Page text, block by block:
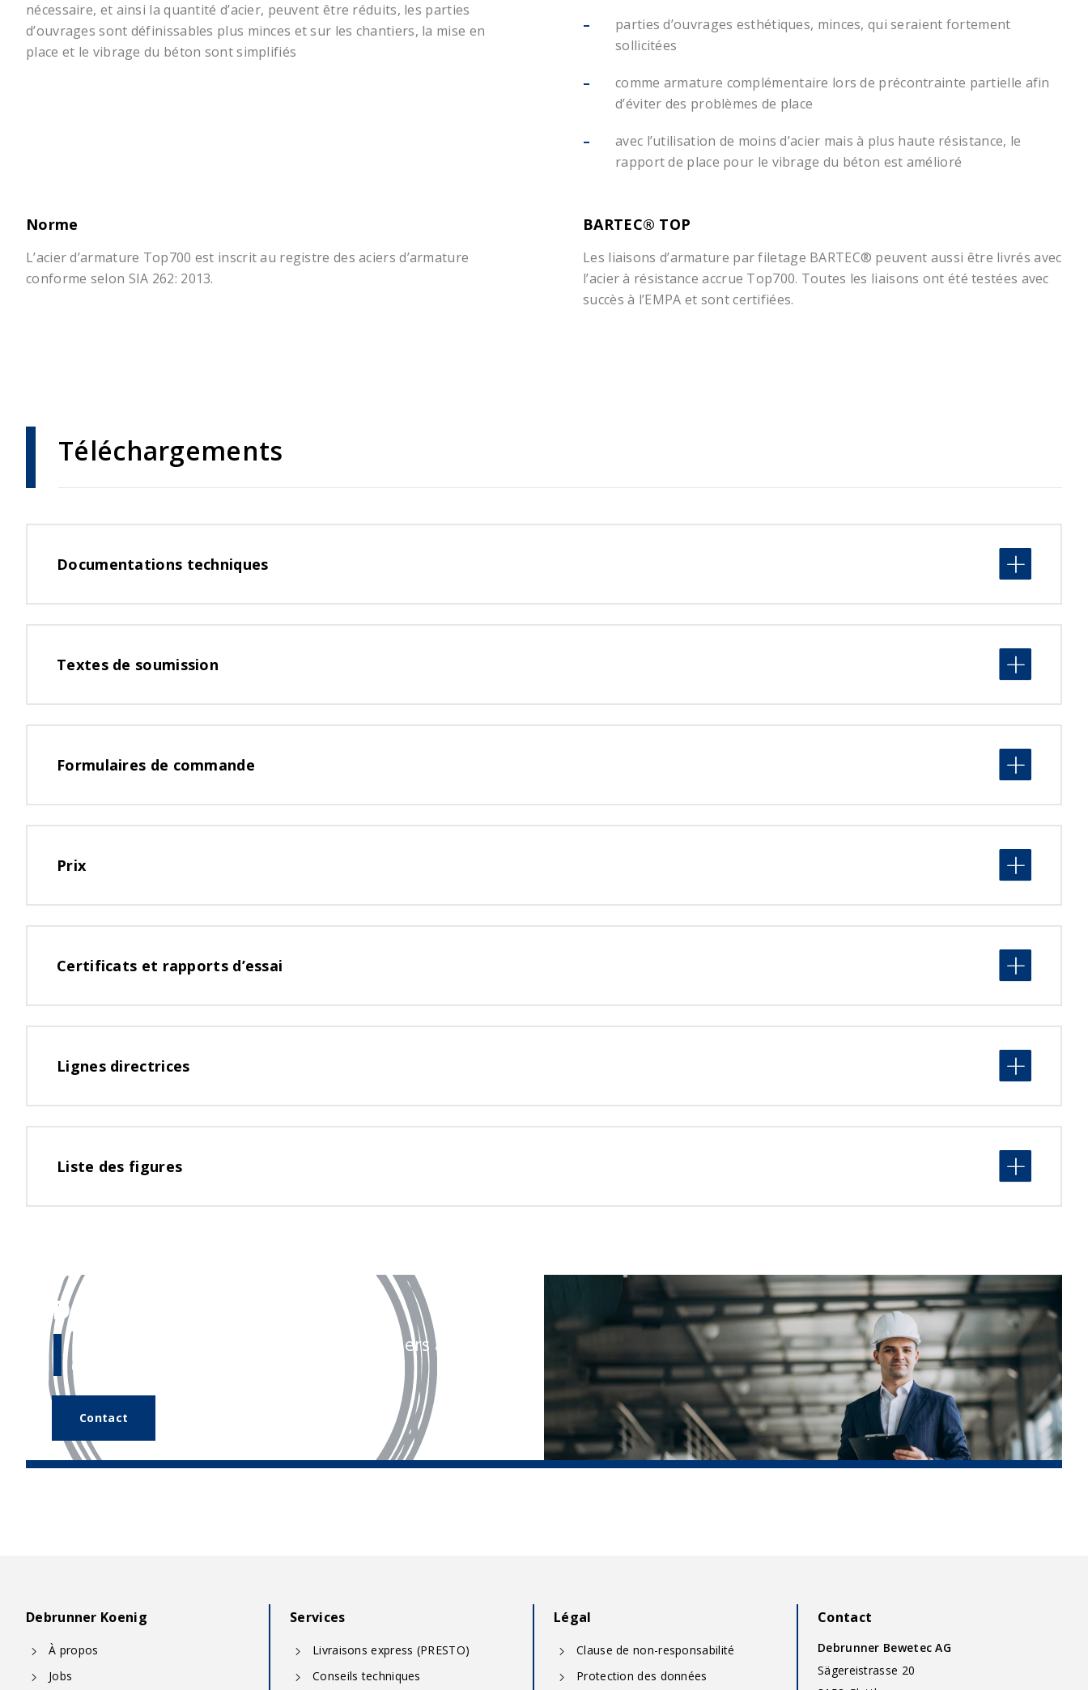
nécessaire, et ainsi la quantité d’acier, peuvent être réduits, les parties
d’ouvrages sont définissables plus minces et sur les chantiers, la mise en
place et le vibrage du béton sont simplifiés
parties d’ouvrages esthétiques, minces, qui seraient fortement
sollicitées
comme armature complémentaire lors de précontrainte partielle afin
d’éviter des problèmes de place
avec l’utilisation de moins d’acier mais à plus haute résistance, le
rapport de place pour le vibrage du béton est amélioré
Norme
L’acier d’armature Top700 est inscrit au registre des aciers d’armature
conforme selon SIA 262: 2013.
BARTEC® TOP
Les liaisons d’armature par filetage BARTEC® peuvent aussi être livrés avec
l’acier à résistance accrue Top700. Toutes les liaisons ont été testées avec
succès à l’EMPA et sont certifiées.
Téléchargements
Documentations techniques
Textesde soumission
Formulaires de commande
Prix
Certificats et rapports d’essai
Lignesdirectrices
Liste des figures
Des questions ?
Notre
se tient volontiers à votre
disposition.
Contact
Debrunner Koenig
À propos
Jobs
Services
Livraisons express (PRESTO)
Conseils techniques
Légal
Clause de non-responsabilité
Protection des données
Contact
Debrunner Bewetec AG
Sägereistrasse 20